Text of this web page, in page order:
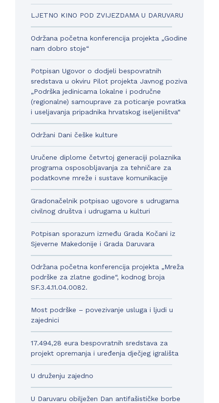
LJETNO KINO POD ZVIJEZDAMA U DARUVARU
Održana početna konferencija projekta „Godine
nam dobro stoje“
Potpisan Ugovor o dodjeli bespovratnih
sredstava u okviru Pilot projekta Javnog poziva
„Podrška jedinicama lokalne i područne
(regionalne) samouprave za poticanje povratka
i useljavanja pripadnika hrvatskog iseljeništva“
Održani Dani češke kulture
Uručene diplome četvrtoj generaciji polaznika
programa osposobljavanja za tehničare za
podatkovne mreže i sustave komunikacije
Gradonačelnik potpisao ugovore s udrugama
civilnog društva i udrugama u kulturi
Potpisan sporazum između Grada Kočani iz
Sjeverne Makedonije i Grada Daruvara
Održana početna konferencija projekta „Mreža
podrške za zlatne godine“, kodnog broja
SF.3.4.11.04.0082.
Most podrške – povezivanje usluga i ljudi u
zajednici
17.494,28 eura bespovratnih sredstava za
projekt opremanja i uređenja dječjeg igrališta
U druženju zajedno
U Daruvaru obilježen Dan antifašističke borbe